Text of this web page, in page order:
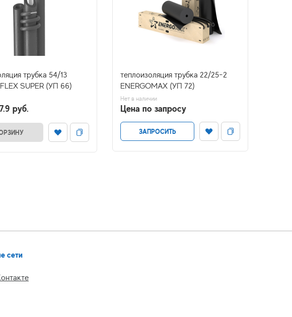
трубка 54/13
SUPER (УП 66)
руб.
теплоизоляция трубка 22/25-2
ENERGOMAX (УП 72)
Нет в наличии
Цена по запросу
ЗАПРОСИТЬ
сети